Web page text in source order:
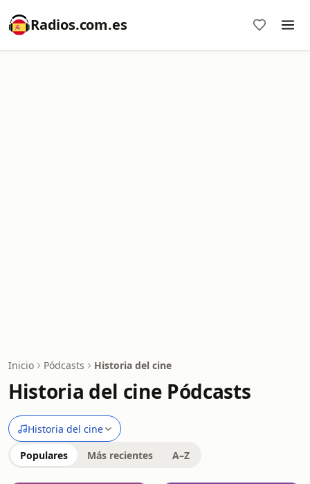
Radios.com.es
Inicio Pódcasts Historia del cine
Historia del cine Pódcasts
Historia del cine
Populares Más recientes A–Z